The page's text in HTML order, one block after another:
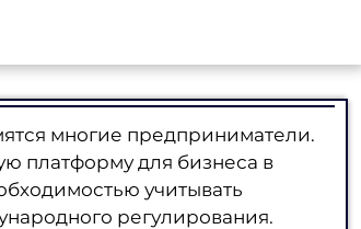
многие предприниматели.
платформу для бизнеса в
учитывать
регулирования.